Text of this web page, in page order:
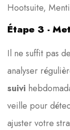
Hootsuite,
Étape 3 -
Il ne suffit pas
analyser
suivi
veille pour
ajuster votre